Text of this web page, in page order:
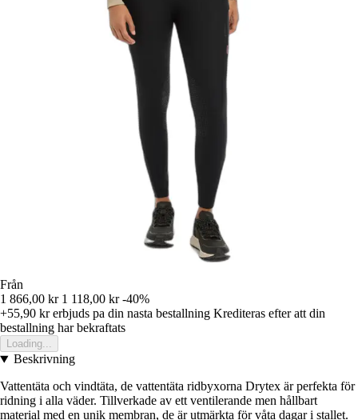
Från
1 866,00 kr 1 118,00 kr -40%
+55,90 krerbjuds pa din nasta bestallning Krediteras efter att din
bestallning har bekraftats
Loading...
Beskrivning
Vattentäta och vindtäta, de vattentäta ridbyxorna Drytex är perfekta för
ridning i alla väder. Tillverkade av ett ventilerande men hållbart
material med en unik membran, de är utmärkta för våta dagar i stallet.